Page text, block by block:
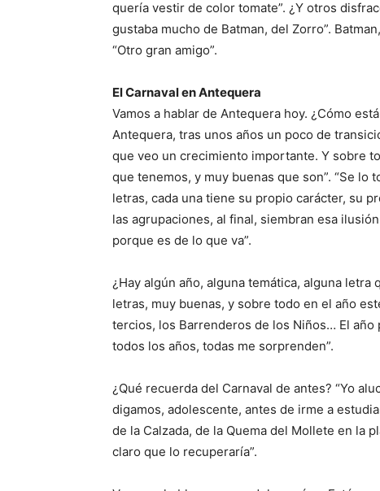
quería vestir de color tomate”. ¿Y otros
gustaba mucho de Batman, del Zorro”.
“Otro gran amigo”.
El Carnaval en Antequera
Vamos a hablar de Antequera hoy. ¿Cómo
Antequera, tras unos años un poco de
que veo un crecimiento importante. Y sobre
que tenemos, y muy buenas que son”. “Se lo
letras, cada una tiene su propio carácter, su
las agrupaciones, al final, siembran esa
porque es de lo que va”.
¿Hay algún año, alguna temática, alguna
letras, muy buenas, y sobre todo en el año
tercios, los Barrenderos de los Niños… El año
todos los años, todas me sorprenden”.
¿Qué recuerda del Carnaval de antes? “Yo
digamos, adolescente, antes de irme a
de la Calzada, de la Quema del Mollete en la
claro que lo recuperaría”.